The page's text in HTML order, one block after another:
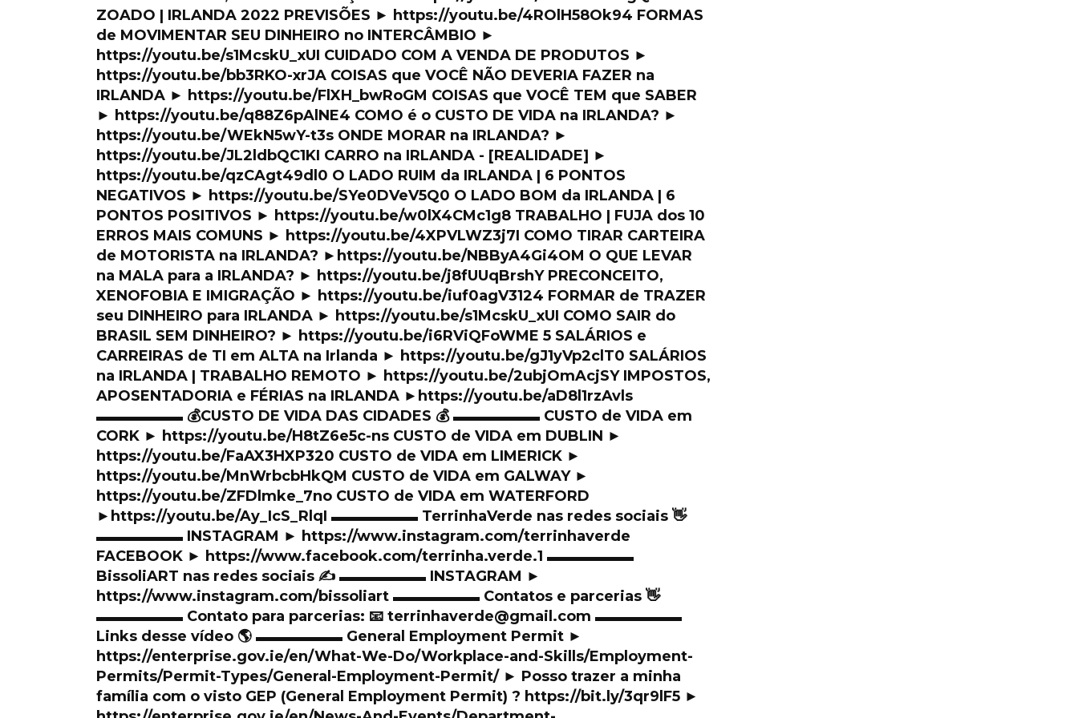
ZOADO | IRLANDA 2022 PREVISÕES ► https://youtu.be/4ROlH58Ok94 FORMAS
de MOVIMENTAR SEU DINHEIRO no INTERCÂMBIO ►
https://youtu.be/s1McskU_xUI CUIDADO COM A VENDA DE PRODUTOS ►
https://youtu.be/bb3RKO-xrJA COISAS que VOCÊ NÃO DEVERIA FAZER na
IRLANDA ► https://youtu.be/FlXH_bwRoGM COISAS que VOCÊ TEM que SABER
► https://youtu.be/q88Z6pAlNE4 COMO é o CUSTO DE VIDA na IRLANDA? ►
https://youtu.be/WEkN5wY-t3s ONDE MORAR na IRLANDA? ►
https://youtu.be/JL2ldbQC1KI CARRO na IRLANDA - [REALIDADE] ►
https://youtu.be/qzCAgt49dl0 O LADO RUIM da IRLANDA | 6 PONTOS
NEGATIVOS ► https://youtu.be/SYe0DVeV5Q0 O LADO BOM da IRLANDA | 6
PONTOS POSITIVOS ► https://youtu.be/w0lX4CMc1g8 TRABALHO | FUJA dos 10
ERROS MAIS COMUNS ► https://youtu.be/4XPVLWZ3j7I COMO TIRAR CARTEIRA
de MOTORISTA na IRLANDA? ►https://youtu.be/NBByA4Gi4OM O QUE LEVAR
na MALA para a IRLANDA? ► https://youtu.be/j8fUUqBrshY PRECONCEITO,
XENOFOBIA E IMIGRAÇÃO ► https://youtu.be/iuf0agV3124 FORMAR de TRAZER
seu DINHEIRO para IRLANDA ► https://youtu.be/s1McskU_xUI COMO SAIR do
BRASIL SEM DINHEIRO? ► https://youtu.be/i6RViQFoWME 5 SALÁRIOS e
CARREIRAS de TI em ALTA na Irlanda ► https://youtu.be/gJ1yVp2clT0 SALÁRIOS
na IRLANDA | TRABALHO REMOTO ► https://youtu.be/2ubjOmAcjSY IMPOSTOS,
APOSENTADORIA e FÉRIAS na IRLANDA ►https://youtu.be/aD8l1rzAvls
▬▬▬▬▬▬ 💰CUSTO DE VIDA DAS CIDADES 💰 ▬▬▬▬▬▬ CUSTO de VIDA em
CORK ► https://youtu.be/H8tZ6e5c-ns CUSTO de VIDA em DUBLIN ►
https://youtu.be/FaAX3HXP320 CUSTO de VIDA em LIMERICK ►
https://youtu.be/MnWrbcbHkQM CUSTO de VIDA em GALWAY ►
https://youtu.be/ZFDlmke_7no CUSTO de VIDA em WATERFORD
►https://youtu.be/Ay_IcS_RlqI ▬▬▬▬▬▬ TerrinhaVerde nas redes sociais 👋
▬▬▬▬▬▬ INSTAGRAM ► https://www.instagram.com/terrinhaverde
FACEBOOK ► https://www.facebook.com/terrinha.verde.1 ▬▬▬▬▬▬
BissoliART nas redes sociais ✍️ ▬▬▬▬▬▬ INSTAGRAM ►
https://www.instagram.com/bissoliart ▬▬▬▬▬▬ Contatos e parcerias 👋
▬▬▬▬▬▬ Contato para parcerias: 📧 terrinhaverde@gmail.com ▬▬▬▬▬▬
Links desse vídeo 🌎 ▬▬▬▬▬▬ General Employment Permit ►
https://enterprise.gov.ie/en/What-We-Do/Workplace-and-Skills/Employment-
Permits/Permit-Types/General-Employment-Permit/ ► Posso trazer a minha
família com o visto GEP (General Employment Permit) ? https://bit.ly/3qr9lF5 ►